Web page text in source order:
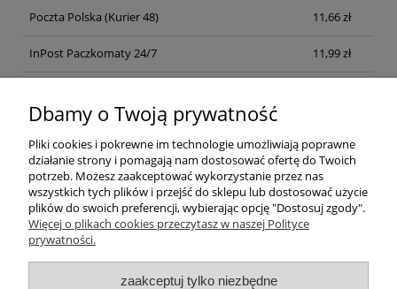
Poczta Polska (Kurier 48) 11,66 zł
InPost Paczkomaty 24/7 11,99 zł
Pomoc
Moje konto
Dbamy o Twoją prywatność
Pliki cookies i pokrewne im technologie umożliwiają poprawne
działanie strony i pomagają nam dostosować ofertę do Twoich
potrzeb. Możesz zaakceptować wykorzystanie przez nas
wszystkich tych plików i przejść do sklepu lub dostosować użycie
plików do swoich preferencji, wybierając opcję "Dostosuj zgody".
Więcej o plikach cookies przeczytasz w naszej Polityce
prywatności.
zaakceptuj tylko niezbędne